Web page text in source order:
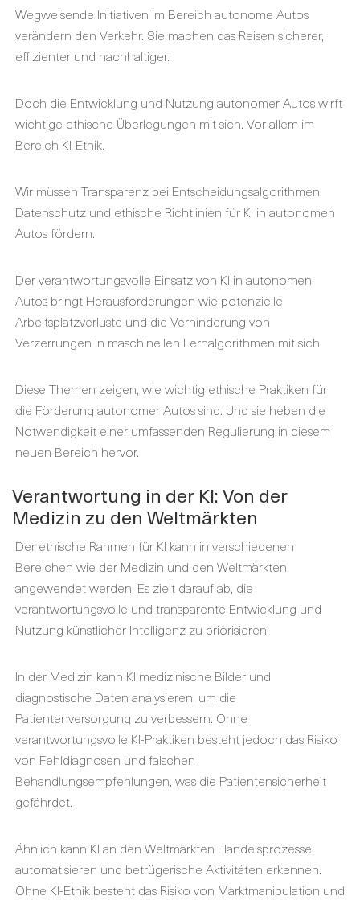
Wegweisende Initiativen im Bereich autonome Autos
verändern den Verkehr. Sie machen das Reisen sicherer,
effizienter und nachhaltiger.
Doch die Entwicklung und Nutzung autonomer Autos wirft
wichtige ethische Überlegungen mit sich. Vor allem im
Bereich KI-Ethik.
Wir müssen Transparenz bei Entscheidungsalgorithmen,
Datenschutz und ethische Richtlinien für KI in autonomen
Autos fördern.
Der verantwortungsvolle Einsatz von KI in autonomen
Autos bringt Herausforderungen wie potenzielle
Arbeitsplatzverluste und die Verhinderung von
Verzerrungen in maschinellen Lernalgorithmen mit sich.
Diese Themen zeigen, wie wichtig ethische Praktiken für
die Förderung autonomer Autos sind. Und sie heben die
Notwendigkeit einer umfassenden Regulierung in diesem
neuen Bereich hervor.
Verantwortung in der KI: Von der
Medizin zu den Weltmärkten
Der ethische Rahmen für KI kann in verschiedenen
Bereichen wie der Medizin und den Weltmärkten
angewendet werden. Es zielt darauf ab, die
verantwortungsvolle und transparente Entwicklung und
Nutzung künstlicher Intelligenz zu priorisieren.
In der Medizin kann KI medizinische Bilder und
diagnostische Daten analysieren, um die
Patientenversorgung zu verbessern. Ohne
verantwortungsvolle KI-Praktiken besteht jedoch das Risiko
von Fehldiagnosen und falschen
Behandlungsempfehlungen, was die Patientensicherheit
gefährdet.
Ähnlich kann KI an den Weltmärkten Handelsprozesse
automatisieren und betrügerische Aktivitäten erkennen.
Ohne KI-Ethik besteht das Risiko von Marktmanipulation und